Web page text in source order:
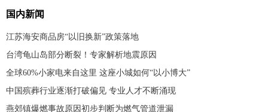
国内新闻
江苏海安商品房“以旧换新”政策落地
台湾龟山岛部分断裂！专家解析地震原因
全球60%小家电来自这里 这座小城如何“以小博大”
中国殡葬行业逐渐打破偏见 专业人才不断涌现
燕郊镇爆燃事故原因初步判断为燃气管道泄漏